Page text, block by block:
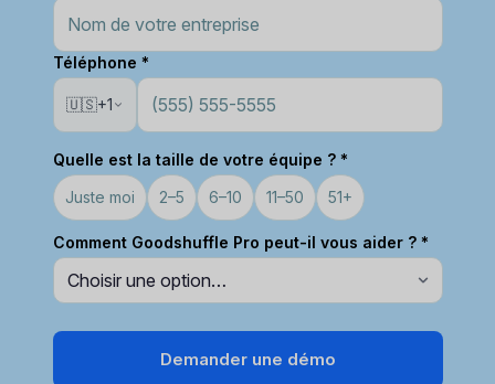
Téléphone *
🇺🇸+1
Quelle est la taille de votre équipe ? *
Juste moi
2–5 6–10 11–50 51+
Comment Goodshuffle Pro peut-il vous aider ? *
Demander une démo